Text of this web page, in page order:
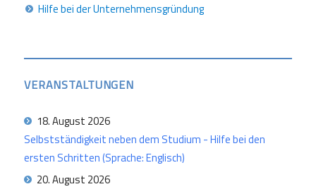
Hilfe bei der Unternehmensgründung
VERANSTALTUNGEN
18. August 2026
Selbstständigkeit neben dem Studium - Hilfe bei den
ersten Schritten (Sprache: Englisch)
20. August 2026